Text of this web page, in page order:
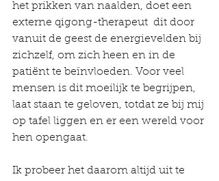
het prikken van naalden, doet een
externe qigong-therapeut  dit door
vanuit de geest de energievelden bij
zichzelf, om zich heen en in de
patiënt te beïnvloeden. Voor veel
mensen is dit moeilijk te begrijpen,
laat staan te geloven, totdat ze bij mij
op tafel liggen en er een wereld voor
hen opengaat.
Ik probeer het daarom altijd uit te